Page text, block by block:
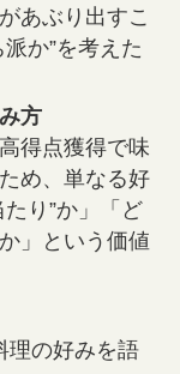
あぶり出すこ
か”を考えた
方
得点獲得で味
め、単なる好
り”か」「ど
」という価値
理の好みを語